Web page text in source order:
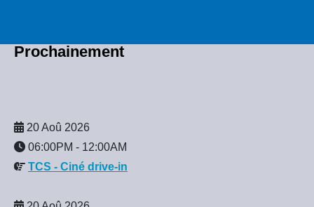
Prochainement
20 Aoû 2026
06:00PM - 12:00AM
TCS - Ciné drive-in